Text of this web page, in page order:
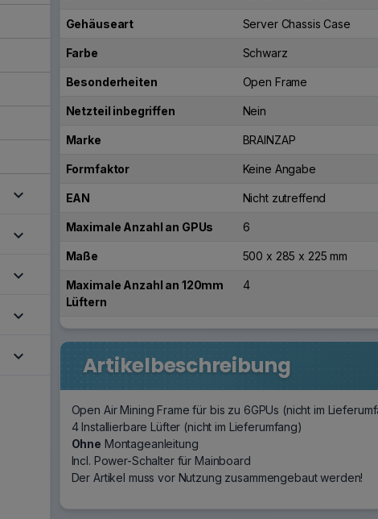
expand_more
expand_more
expand_more
expand_more
expand_more
Gehäuseart Server Chassis Case
Farbe Schwarz
Besonderheiten Open Frame
Netzteil inbegriffen Nein
Marke BRAINZAP
Formfaktor Keine Angabe
EAN Nicht zutreffend
Maximale Anzahl an GPUs 6
Maße 500 x 285 x 225 mm
Maximale Anzahl an 120mm
Lüftern
4
Artikelbeschreibung
Open Air Mining Frame für bis zu 6GPUs (nicht im
4 Installierbare Lüfter (nicht im Lieferumfang)
Ohne Montageanleitung
Incl. Power-Schalter für Mainboard
Der Artikel muss vor Nutzung zusammengebaut werden!